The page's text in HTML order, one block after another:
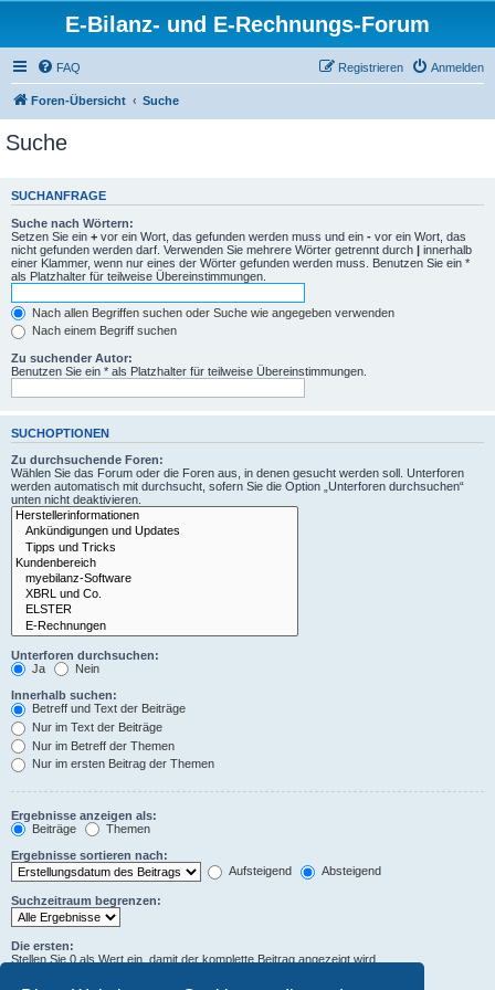
E-Bilanz- und E-Rechnungs-Forum
FAQ Anmelden
Registrieren
Foren-Übersicht Suche
Suche
SUCHANFRAGE
Suche nach Wörtern:
Setzen Sie ein + vor ein Wort, das gefunden werden muss und ein - vor ein Wort, das
nicht gefunden werden darf. Verwenden Sie mehrere Wörter getrennt durch | innerhalb
einer Klammer, wenn nur eines der Wörter gefunden werden muss. Benutzen Sie ein *
als Platzhalter für teilweise Übereinstimmungen.
Nach allen Begriffen suchen oder Suche wie angegeben verwenden
Nach einem Begriff suchen
Zu suchender Autor:
Benutzen Sie ein * als Platzhalter für teilweise Übereinstimmungen.
SUCHOPTIONEN
Zu durchsuchende Foren:
Wählen Sie das Forum oder die Foren aus, in denen gesucht werden soll. Unterforen
werden automatisch mit durchsucht, sofern Sie die Option „Unterforen durchsuchen“
unten nicht deaktivieren.
Unterforen durchsuchen:
Ja
Nein
Innerhalb suchen:
Betreff und Text der Beiträge
Nur im Text der Beiträge
Nur im Betreff der Themen
Nur im ersten Beitrag der Themen
Ergebnisse anzeigen als:
Beiträge
Themen
Ergebnisse sortieren nach:
Aufsteigend
Absteigend
Suchzeitraum begrenzen:
Die ersten:
Stellen Sie 0 als Wert ein, damit der komplette Beitrag angezeigt wird.